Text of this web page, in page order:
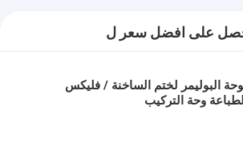
على افضل سعر ل
البوليمر لختم الساخنة / فليكس
الطباعة وحة التركيب